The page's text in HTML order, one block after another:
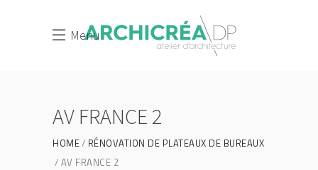
Menu
AV FRANCE 2
HOME
RÉNOVATION DE PLATEAUX DE BUREAUX
AV FRANCE 2